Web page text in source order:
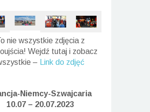
nie wszystkie zdjęcia z
Wejdź tutaj i zobacz
–
Link do zdjęć
Niemcy-Szwajcaria
10.07 – 20.07.2023